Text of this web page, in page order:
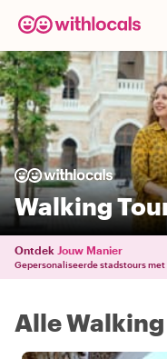
Walking
Ontdek Jouw Manier
Gepersonaliseerde stadstours met
Alle Walking